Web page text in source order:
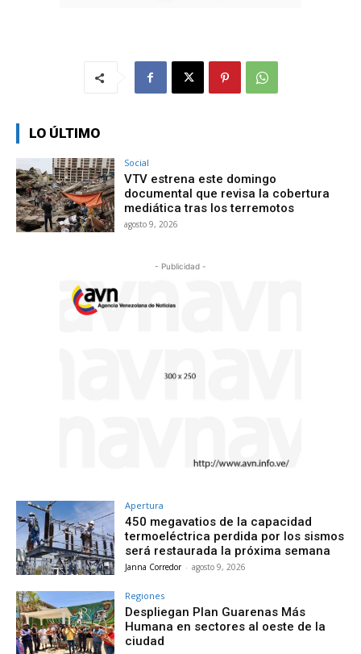
LO ÚLTIMO
Social
VTV estrena este domingo
documental que revisa la cobertura
mediática tras los terremotos
agosto 9, 2026
- Publicidad -
Apertura
450 megavatios de la capacidad
termoeléctrica perdida por los sismos
será restaurada la próxima semana
Janna Corredor - agosto 9, 2026
Regiones
Despliegan Plan Guarenas Más
Humana en sectores al oeste de la
ciudad